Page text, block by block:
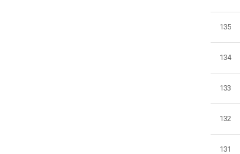
135
134
133
132
131